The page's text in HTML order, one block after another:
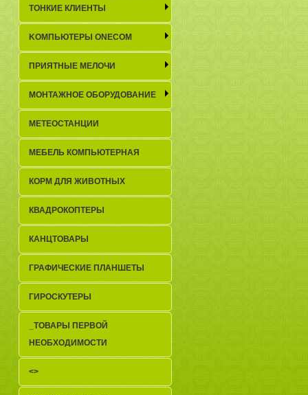
ТОНКИЕ КЛИЕНТЫ
KОМПЬЮТЕРЫ ONECOM
ПРИЯТНЫЕ МЕЛОЧИ
МОНТАЖНОЕ ОБОРУДОВАНИЕ
МЕТЕОСТАНЦИИ
МЕБЕЛЬ КОМПЬЮТЕРНАЯ
КОРМ ДЛЯ ЖИВОТНЫХ
КВАДРОКОПТЕРЫ
КАНЦТОВАРЫ
ГРАФИЧЕСКИЕ ПЛАНШЕТЫ
ГИРОСКУТЕРЫ
_TОВАРЫ ПЕРВОЙ
НЕОБХОДИМОСТИ
<>